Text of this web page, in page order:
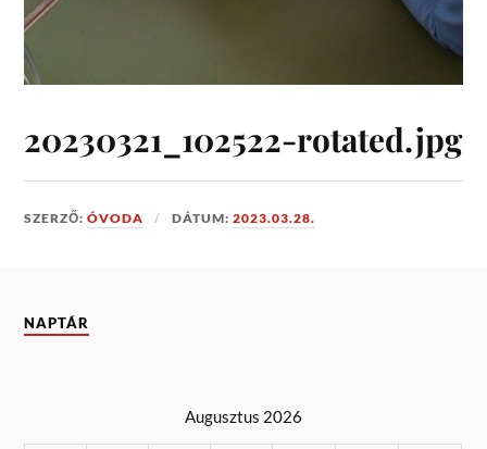
20230321_102522-rotated.jpg
SZERZŐ:ÓVODA DÁTUM:2023.03.28.
NAPTÁR
Augusztus 2026